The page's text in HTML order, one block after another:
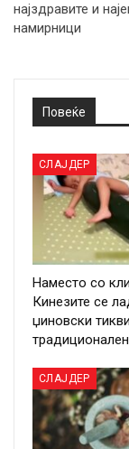
најздравите и
намирници
Повеќе
СЛАЈДЕР
Наместо со
Кинезите се
џиновски
СЛАЈДЕР